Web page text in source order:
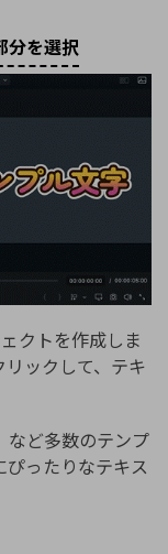
分を選択
クトを作成しま
ックして、テキ
など多数のテンプ
ったりなテキス